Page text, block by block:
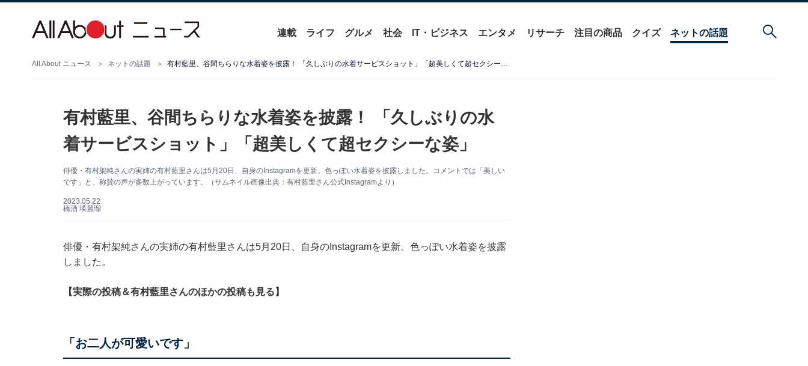
連載 ライフ グルメ 社会 IT・ビジネス エンタメ リサーチ 注目の商品 クイズ ネットの話題
All About ニュース ネットの話題 有村藍里、谷間ちらりな水着姿を披露！ 「久しぶりの水着サービスショット」「超美しくて超セクシーな姿」
有村藍里、谷間ちらりな水着姿を披露！ 「久しぶりの水
着サービスショット」「超美しくて超セクシーな姿」
俳優・有村架純さんの実姉の有村藍里さんは5月20日、自身のInstagramを更新。色っぽい水着姿を披露しました。コメントでは「美しい
です」と、称賛の声が多数上がっています。（サムネイル画像出典：有村藍里さん公式Instagramより）
2023.05.22
橋酒 瑛麗瑠
俳優・有村架純さんの実姉の有村藍里さんは5月20日、自身のInstagramを更新。色っぽい水着姿を披露
しました。
【実際の投稿＆有村藍里さんのほかの投稿も見る】
「お二人が可愛いです」